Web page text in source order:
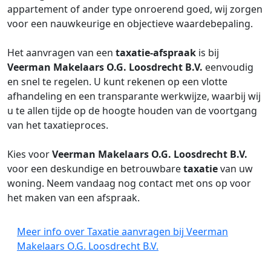
appartement of ander type onroerend goed, wij zorgen
voor een nauwkeurige en objectieve waardebepaling.
Het aanvragen van een taxatie-afspraak is bij
Veerman Makelaars O.G. Loosdrecht B.V. eenvoudig
en snel te regelen. U kunt rekenen op een vlotte
afhandeling en een transparante werkwijze, waarbij wij
u te allen tijde op de hoogte houden van de voortgang
van het taxatieproces.
Kies voorVeerman Makelaars O.G. Loosdrecht B.V.
voor een deskundige en betrouwbaretaxatievan uw
woning. Neem vandaag nog contact met ons op voor
het maken van een afspraak.
Meer info over Taxatie aanvragen bij Veerman
Makelaars O.G. Loosdrecht B.V.